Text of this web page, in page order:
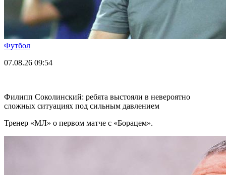
Футбол
07.08.26 09:54
Филипп Соколинский: ребята выстояли в невероятно
сложных ситуациях под сильным давлением
Тренер «МЛ» о первом матче с «Борацем».